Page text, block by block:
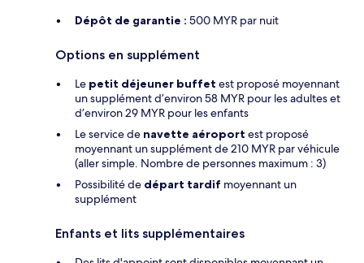
Dépôt de garantie : 500 MYR par nuit
Options en supplément
Le petit déjeuner buffet est proposé moyennant
un supplément d’environ 58 MYR pour les adultes et
d’environ 29 MYR pour les enfants
Le service de navette aéroport est proposé
moyennant un supplément de 210 MYR par véhicule
(aller simple. Nombre de personnes maximum : 3)
Possibilité de départ tardif moyennant un
supplément
Enfants et lits supplémentaires